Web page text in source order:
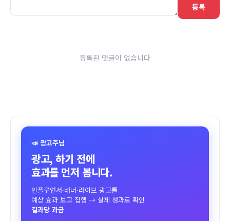
등록
등록된 댓글이 없습니다
📣 광고주님
광고, 하기 전에
효과를 먼저 봅니다.
인플루언서·배너·라이브 광고를
예상 효과 보고 집행 → 실제 성과로 확인
결과당 과금